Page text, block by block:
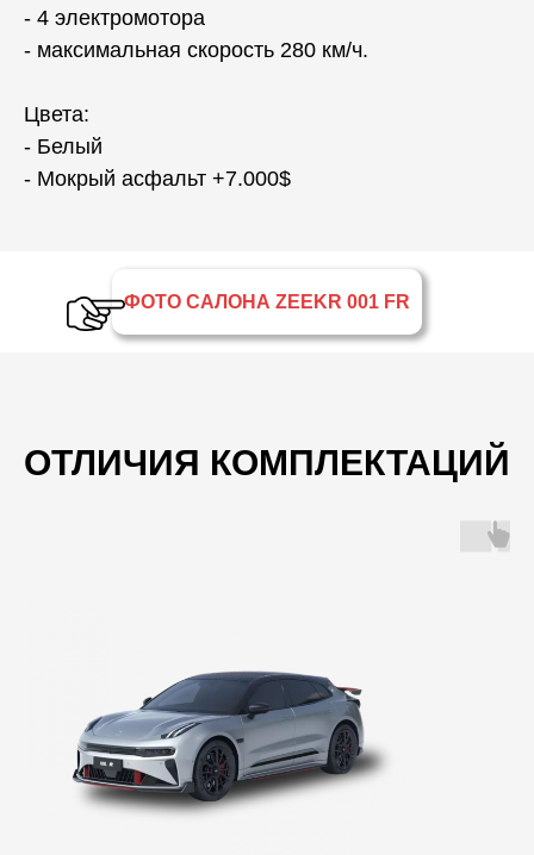
- 4 электромотора
- максимальная скорость 280 км/ч.
Цвета:
- Белый
- Мокрый асфальт +7.000$
ФОТО САЛОНА ZEEKR 001 FR
ОТЛИЧИЯ КОМПЛЕКТАЦИЙ